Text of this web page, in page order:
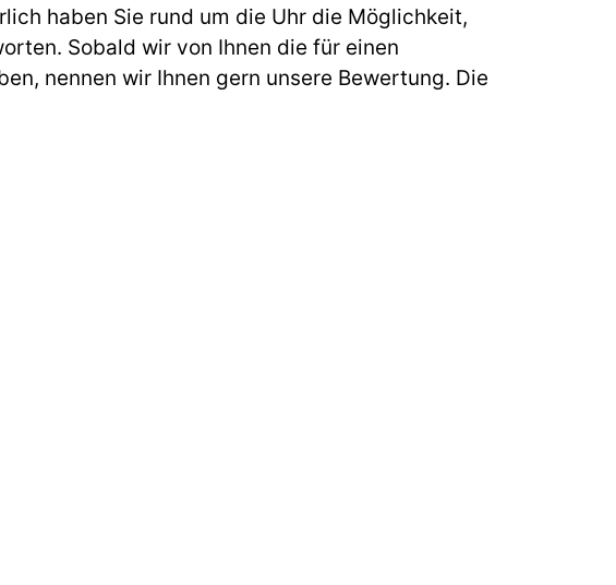
haben Sie rund um die Uhr die Möglichkeit,
Sobald wir von Ihnen die für einen
nennen wir Ihnen gern unsere Bewertung. Die